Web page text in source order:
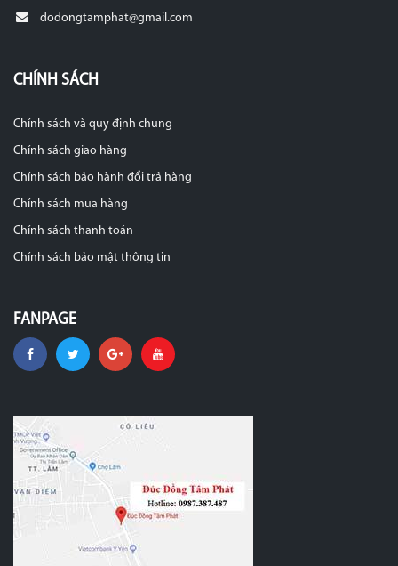
dodongtamphat@gmail.com
CHÍNH SÁCH
Chính sách và quy định chung
Chính sách giao hàng
Chính sách bảo hành đổi trả hàng
Chính sách mua hàng
Chính sách thanh toán
Chính sách bảo mật thông tin
FANPAGE